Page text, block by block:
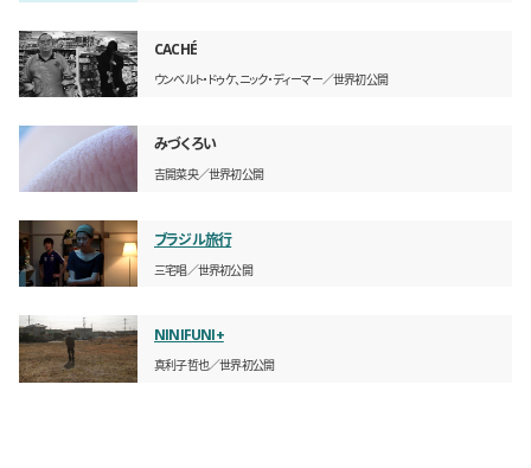
CACHÉ
ウンベルト・ドゥケ、ニック・ディーマー 世界初公開
みづくろい
吉開菜央 世界初公開
ブラジル旅行
三宅唱 世界初公開
NINIFUNI+
真利子哲也 世界初公開